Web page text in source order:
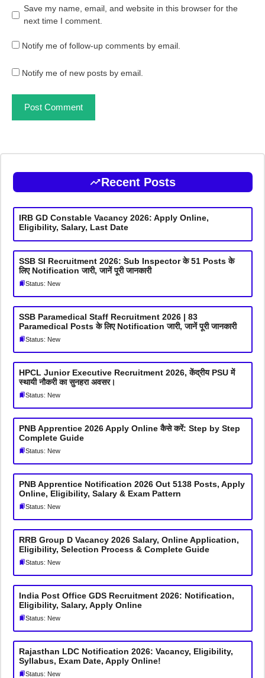
Save my name, email, and website in this browser for the
next time I comment.
Notify me of follow-up comments by email.
Notify me of new posts by email.
Recent Posts
IRB GD Constable Vacancy 2026: Apply Online,
Eligibility, Salary, Last Date
SSB SI Recruitment 2026: Sub Inspector के 51 Posts के
लिए Notification जारी, जानें पूरी जानकारी
Status: New
SSB Paramedical Staff Recruitment 2026 | 83
Paramedical Posts के लिए Notification जारी, जानें पूरी जानकारी
Status: New
HPCL Junior Executive Recruitment 2026, केंद्रीय PSU में
स्थायी नौकरी का सुनहरा अवसर।
Status: New
PNB Apprentice 2026 Apply Online कैसे करें: Step by Step
Complete Guide
Status: New
PNB Apprentice Notification 2026 Out 5138 Posts, Apply
Online, Eligibility, Salary & Exam Pattern
Status: New
RRB Group D Vacancy 2026 Salary, Online Application,
Eligibility, Selection Process & Complete Guide
Status: New
India Post Office GDS Recruitment 2026: Notification,
Eligibility, Salary, Apply Online
Status: New
Rajasthan LDC Notification 2026: Vacancy, Eligibility,
Syllabus, Exam Date, Apply Online!
Status: New